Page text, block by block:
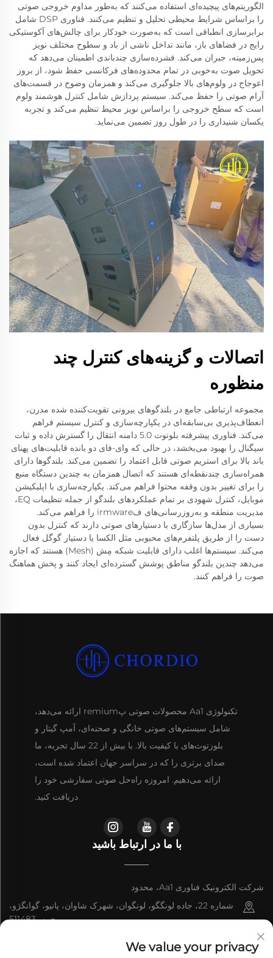
الگوریتم‌های پیچیده‌ای استفاده می‌کنند که به‌طور مداوم خروجی صوتی
را براساس شرایط محیطی تحلیل و تنظیم می‌کنند. فناوری DSP شامل
برابرسازی انطباقی است که به‌صورت خودکار برای چالش‌های آکوستیکی
رایج در فضاهای باز، مانند تداخل ناشی از باد و سطوح مختلف نویز
پس‌زمینه، جبران می‌کند. فشرده‌سازی چندباندی اطمینان می‌دهد که
تحویل صوت به‌خوبی در تمام محدوده‌های فرکانسی حفظ شود، از بروز
اعوجاج در ولوم‌های بالا جلوگیری می‌کند و همزمان وضوح در قسمت‌های
آرام صوتی را حفظ می‌کند. سیستم پردازش شامل کنترل هوشمند ولوم
است که سطح خروجی را براساس نویز محیط تنظیم می‌کند و تجربه
یکسان شنیداری را در طول روز تضمین می‌نماید.
اتصالات و گزینه‌های کنترل چند
منظوره
مجموعه ارتباطی جامع در بلندگوهای بیرونی تقویت‌کننده شده مدرن،
انعطاف‌پذیری بی‌سابقه‌ای در یکپارچه‌سازی و کنترل سیستم فراهم
می‌کند. فناوری پیشرفته بلوتوث 5.0 دامنه انتقال را گسترش داده و ثبات
سیگنال را بهبود می‌بخشد، در حالی که وای-فای دو بانده قابلیت‌های پهنای
باند بالا برای استریم صوتی قابل اعتماد را تضمین می‌کند. بلندگوها دارای
همراه‌سازی چندنقطه‌ای هستند که اتصال همزمان به چندین دستگاه منبع
را برای تغییر بدون وقفه محتوا فراهم می‌کند. یکپارچه‌سازی با اپلیکیشن
موبایل، کنترل شهودی بر تمام عملکردهای بلندگو از جمله تنظیمات EQ،
مدیریت منطقه و به‌روزرسانی‌های فirmware را فراهم می‌کند.
بسیاری از مدل‌ها سازگاری با دستیارهای صوتی دارند که کنترل بدون
دست را از طریق پلتفرم‌های محبوبی مثل الکسا یا دستیار گوگل فعال
می‌کند. سیستم‌ها اغلب دارای قابلیت شبکه مِش (Mesh) هستند که اجازه
می‌دهد چندین بلندگو مناطق پوشش گسترده‌ای ایجاد کنند و پخش هماهنگ
صوت را فراهم کنند.
تکنولوژی Aa1 محصولات صوتی پremium ارائه می‌دهد،
شامل سیستم‌های صوتی خانگی و صحنه‌ای، آمپ گیتار و
بلوزتوث‌های با کیفیت بالا. با بیش از 22 سال تجربه، ما
صدای برتری را که در سراسر جهان اعتماد شده است،
ارائه می‌دهیم. امروزه راه‌حل صوتی سفارشی خود را
دریافت کنید.
با ما در ارتباط باشید
شرکت الکترونیک فناوری Aa1، محدود
شماره 22، جاده لونگگو، لونگوان، شهرک شاوان، پانیو، گوانگژو،
چین، 511483
+86-13543438471
We value your privacy